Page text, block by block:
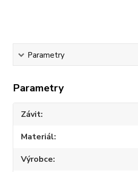
Parametry
Parametry
Závit
Materiál
Výrobce